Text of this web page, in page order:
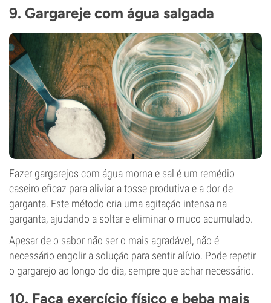
9. Gargareje com água salgada
Fazer gargarejos com água morna e sal é um remédio
caseiro eficaz para aliviar a tosse produtiva e a dor de
garganta. Este método cria uma agitação intensa na
garganta, ajudando a soltar e eliminar o muco acumulado.
Apesar de o sabor não ser o mais agradável, não é
necessário engolir a solução para sentir alívio. Pode repetir
o gargarejo ao longo do dia, sempre que achar necessário.
10. Faça exercício físico e beba mais